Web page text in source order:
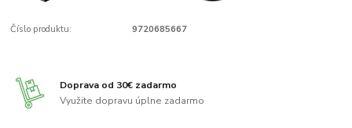
Číslo produktu: 9720685667
Doprava od 30€ zadarmo
Využite dopravu úplne zadarmo